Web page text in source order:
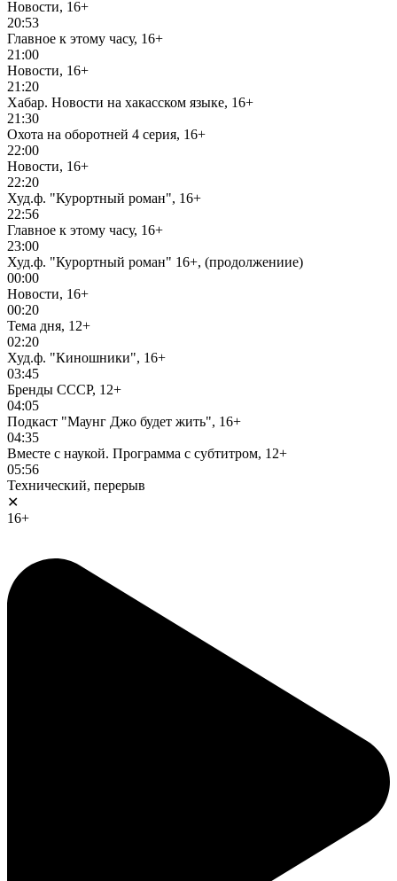
Новости, 16+
20:53
Главное к этому часу, 16+
21:00
Новости, 16+
21:20
Хабар. Новости на хакасском языке, 16+
21:30
Охота на оборотней 4 серия, 16+
22:00
Новости, 16+
22:20
Худ.ф. "Курортный роман", 16+
22:56
Главное к этому часу, 16+
23:00
Худ.ф. "Курортный роман" 16+, (продолжениие)
00:00
Новости, 16+
00:20
Тема дня, 12+
02:20
Худ.ф. "Киношники", 16+
03:45
Бренды СССР, 12+
04:05
Подкаст "Маунг Джо будет жить", 16+
04:35
Вместе с наукой. Программа с субтитром, 12+
05:56
Технический, перерыв
✕
16+